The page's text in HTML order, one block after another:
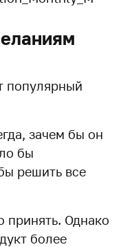
популярный
зачем бы он
бы
решить все
принять. Однако
более